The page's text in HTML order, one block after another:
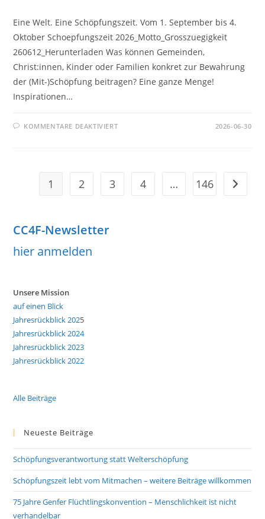
Eine Welt. Eine Schöpfungszeit. Vom 1. September bis 4.
Oktober Schoepfungszeit 2026_Motto_Grosszuegigkeit
260612_Herunterladen Was können Gemeinden,
Christ:innen, Kinder oder Familien konkret zur Bewahrung
der (Mit-)Schöpfung beitragen? Eine ganze Menge!
Inspirationen…
KOMMENTARE DEAKTIVIERTFÜR
BESTELLEN
2026-06-30
1 2 3 4 … 146 Zur
CC4F-Newsletter
hier anmelden
Unsere Mission
auf einen Blick
Jahresrückblick 2025
Jahresrückblick 2024
Jahresrückblick 2023
Jahresrückblick 2022
Alle Beiträge
Neueste Beiträge
Schöpfungsverantwortung statt Welterschöpfung
Schöpfungszeit lebt vom Mitmachen – weitere Beiträge willkommen
75 Jahre Genfer Flüchtlingskonvention – Menschlichkeit ist nicht
verhandelbar